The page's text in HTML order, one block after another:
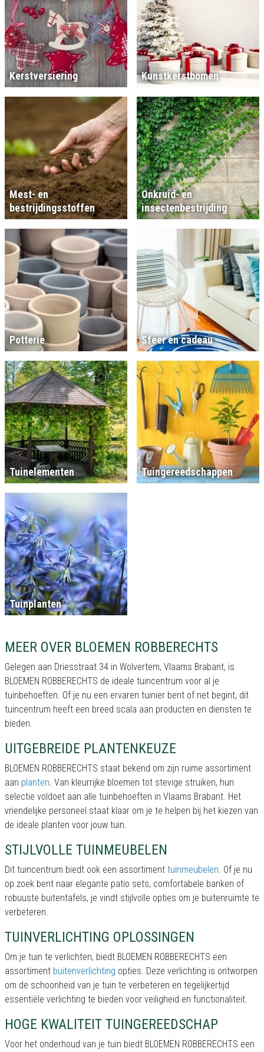
Kerstversiering Kunstkerstbomen
Mest- en
bestrijdingsstoffen
Onkruid- en
insectenbestrijding
Potterie Sfeer en cadeau
Tuinelementen Tuingereedschappen
Tuinplanten
MEER OVER BLOEMEN ROBBERECHTS
Gelegen aan Driesstraat 34 in Wolvertem, Vlaams Brabant, is
BLOEMEN ROBBERECHTS de ideale tuincentrum voor al je
tuinbehoeften. Of je nu een ervaren tuinier bent of net begint, dit
tuincentrum heeft een breed scala aan producten en diensten te
bieden.
UITGEBREIDE PLANTENKEUZE
BLOEMEN ROBBERECHTS staat bekend om zijn ruime assortiment
aan planten. Van kleurrijke bloemen tot stevige struiken, hun
selectie voldoet aan alle tuinbehoeften in Vlaams Brabant. Het
vriendelijke personeel staat klaar om je te helpen bij het kiezen van
de ideale planten voor jouw tuin.
STIJLVOLLE TUINMEUBELEN
Dit tuincentrum biedt ook een assortiment tuinmeubelen. Of je nu
op zoek bent naar elegante patio sets, comfortabele banken of
robuuste buitentafels, je vindt stijlvolle opties om je buitenruimte te
verbeteren.
TUINVERLICHTING OPLOSSINGEN
Om je tuin te verlichten, biedt BLOEMEN ROBBERECHTS een
assortiment buitenverlichting opties. Deze verlichting is ontworpen
om de schoonheid van je tuin te verbeteren en tegelijkertijd
essentiële verlichting te bieden voor veiligheid en functionaliteit.
HOGE KWALITEIT TUINGEREEDSCHAP
Voor het onderhoud van je tuin biedt BLOEMEN ROBBERECHTS een